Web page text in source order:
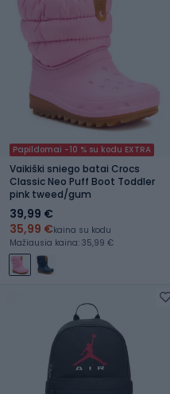
Papildomai -10 % su kodu EXTRA
Vaikiški sniego batai Crocs
Classic Neo Puff Boot Toddler
pink tweed/gum
39,99 €
35,99 €kaina su kodu
Mažiausia kaina: 35,99 €